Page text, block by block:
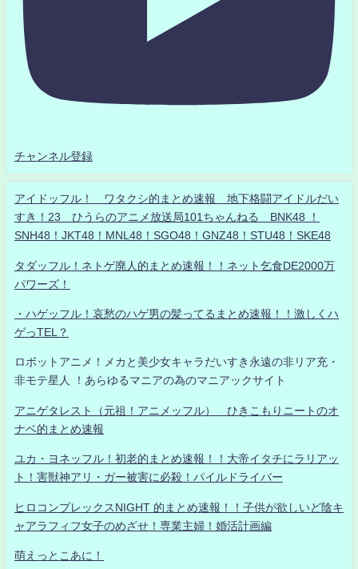
チャンネル登録
アイドッフル！ ワタクシ的まとめ速報 地下格闘アイドルだい
すき！23 ひうらのアニメ放送局101ちゃんねる BNK48 ！
SNH48！JKT48！MNL48！SGO48！GNZ48！STU48！SKE48
タダッフル！ネトゲ廃人的まとめ速報！！ネット乞食DE2000万
パワーズ！
・ハゲッフル！哀愁のハゲ男の髪ってるまとめ速報！！激しくハ
ゲっTEL？
ロボットアニメ！メカと美少女キャラだいすき永遠の非リア充・
非モテ星人 ！あらゆるマニアの為のマニアックサイト
アニゲタレスト（元祖！アニメッフル） ひきこもりニートのオ
ナベ的まとめ速報
ユカ・ヨネッフル！初老的まとめ速報！！大帝イタチにラリアッ
ト！害獣神アリ・ガー被害に必殺！パイルドライバー
ヒロコンプレックスNIGHT 的まとめ速報！！子供が欲しいど陰キ
ャアラフィフ女子のめざせ！専業主婦！婚活計画編
萌えっとこあに！